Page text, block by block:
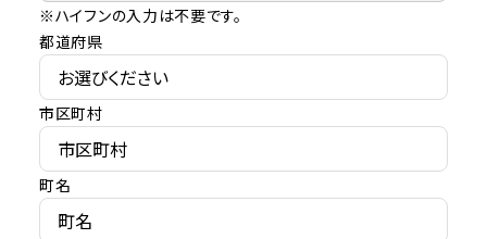
※ハイフンの入力は不要です。
都道府県
市区町村
町名